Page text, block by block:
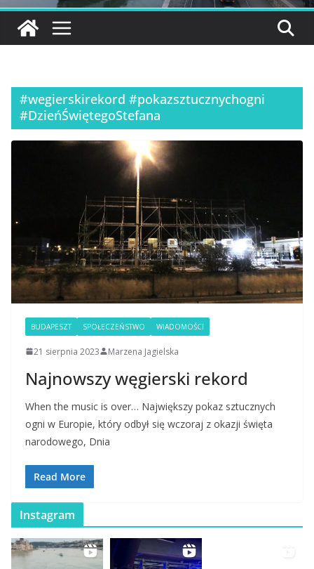
#wegierskirekord #pokazsztucznychogni
#DzieńŚwiętegoStefana
BUDAPESZT SPOŁECZEŃSTWO WIADOMOŚCI
21 sierpnia 2023 Marzena Jagielska
Najnowszy węgierski rekord
When the music is over… Największy pokaz sztucznych
ogni w Europie, który odbył się wczoraj z okazji święta
narodowego, Dnia
Read More
Instagram